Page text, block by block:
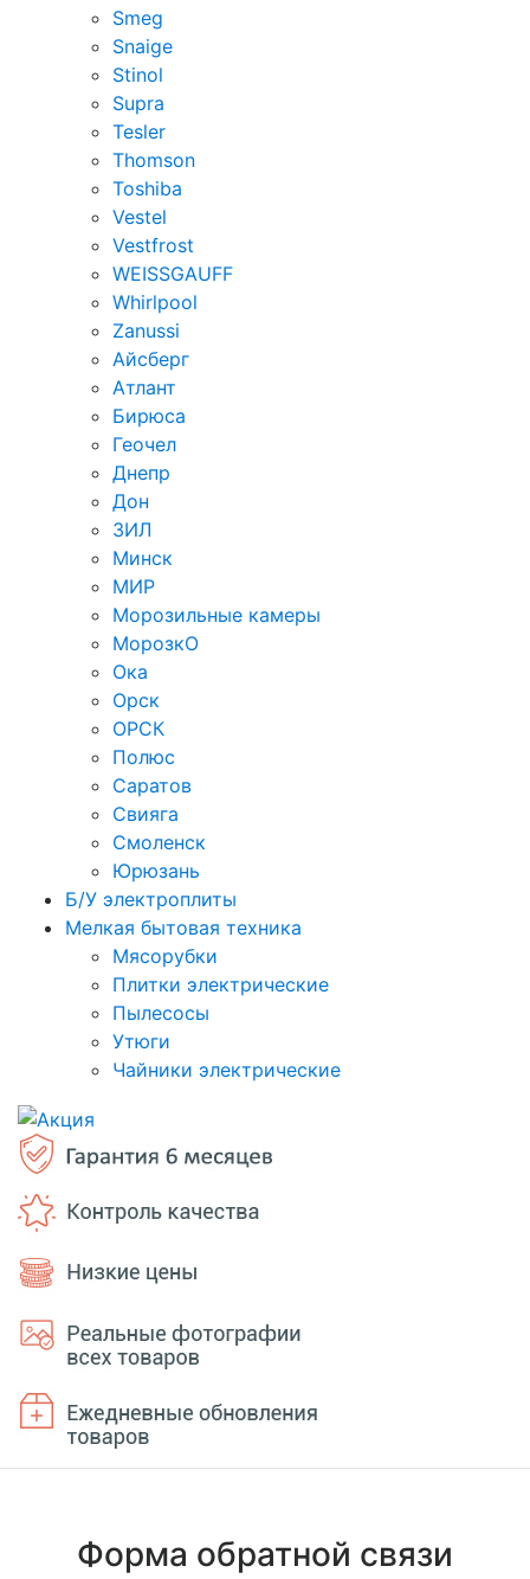
Smeg
Snaige
Stinol
Supra
Tesler
Thomson
Toshiba
Vestel
Vestfrost
WEISSGAUFF
Whirlpool
Zanussi
Айсберг
Атлант
Бирюса
Геочел
Днепр
Дон
ЗИЛ
Минск
МИР
Морозильные камеры
МорозкО
Ока
Орск
ОРСК
Полюс
Саратов
Свияга
Смоленск
Юрюзань
Б/У электроплиты
Мелкая бытовая техника
Мясорубки
Плитки электрические
Пылесосы
Утюги
Чайники электрические
Форма обратной связи